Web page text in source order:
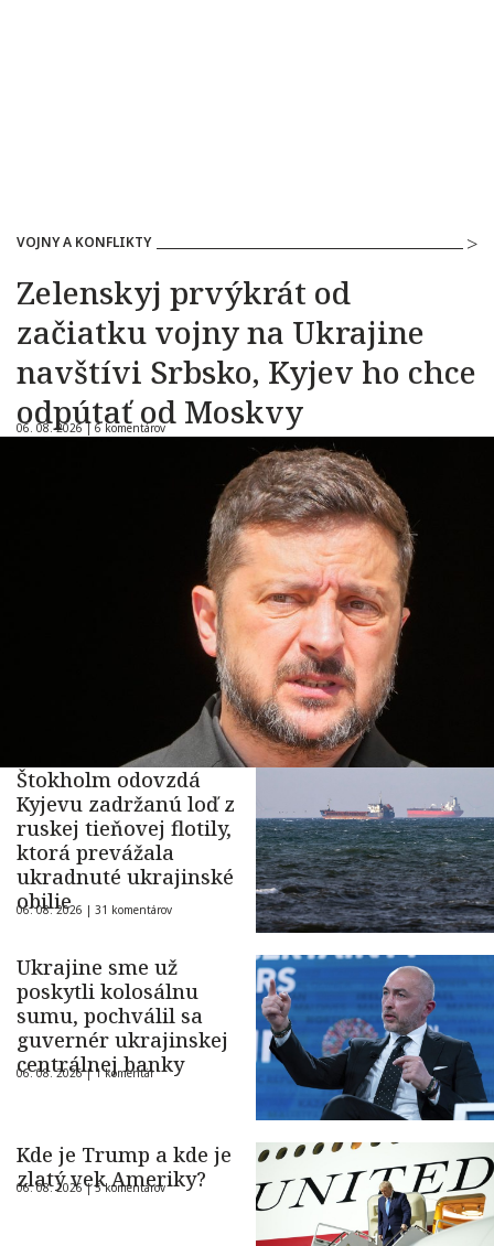
VOJNY A KONFLIKTY
Zelenskyj prvýkrát od
začiatku vojny na Ukrajine
navštívi Srbsko, Kyjev ho chce
odpútať od Moskvy
06. 08. 2026 | 6 komentárov
Štokholm odovzdá
Kyjevu zadržanú loď z
ruskej tieňovej flotily,
ktorá prevážala
ukradnuté ukrajinské
obilie
06. 08. 2026 | 31 komentárov
Ukrajine sme už
poskytli kolosálnu
sumu, pochválil sa
guvernér ukrajinskej
centrálnej banky
06. 08. 2026 |1 komentár
Kde je Trump a kde je
zlatý vek Ameriky?
06. 08. 2026 |5 komentárov